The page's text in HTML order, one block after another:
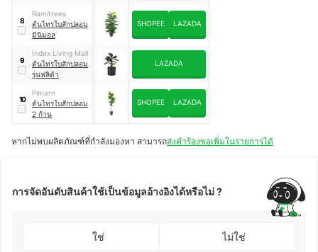
8
Ramitrees
ต้นไทรใบสักปลอม
มินิมอล
SHOPEE LAZADA
9
Index Living Mall
ต้นไทรใบสักปลอม
รุ่นฟลิด้า
LAZADA
10
Pimarn
ต้นไทรใบสักปลอม
2 ก้าน
SHOPEE LAZADA
หากไม่พบผลิตภัณฑ์ที่กำลังมองหา สามารถส่งคำร้องขอเพิ่มในรายการได้
การจัดอันดับสินค้าใช้เป็นข้อมูลอ้างอิงได้หรือไม่ ?
ใช่ ไม่ใช่